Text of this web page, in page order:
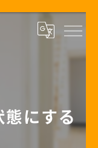
態にする